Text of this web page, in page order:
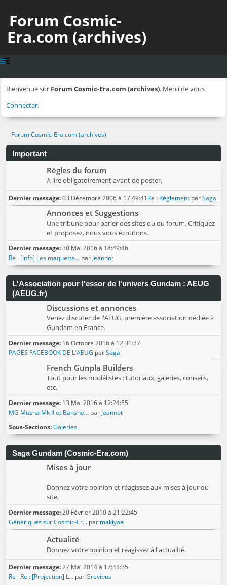
Forum Cosmic-
Era.com (archives)
Bienvenue sur Forum Cosmic-Era.com (archives). Merci de vous
Connecter.
Forum Cosmic-Era.com (archives)
Important
Règles du forum
A lire obligatoirement avant de poster.
Dernier message:03 Décembre 2006 à 17:49:41Re : Réglement parSaga
Annonces et Suggestions
Une tribune pour parler des sites ou du forum. Critiquez
et proposez, nous vous écoutons.
Dernier message:30 Mai 2016 à 18:49:46
Re : [Info] Les maquette... par Jeannot
L'Association pour l'essor de l'univers Gundam : AEUG
(AEUG.fr)
Discussions et annonces
Venez discuter de l'AEUG, première association dédiée à
Gundam en France.
Dernier message: 16 Octobre 2016 à 12:31:37
PAGES FACEBOOK DE L'AEUG parSaga
French Gunpla Builders
Tout pour les modélistes : tutoriaux, galeries, conseils,
etc.
Dernier message: 13 Mai 2016 à 12:24:55
MG Musha Mk II et Banshe... par Jeannot
Sous-Sections Galeries
Saga Gundam (Cosmic-Era.com)
Mises à jour
Donnez votre opinion et réagissez aux mises à jour du
site.
Dernier message:20 Février 2010 à 21:22:45
Génériques sur Cosmic-Er... par makiyaa
Actualité
Donnez votre opinion et réagissez à l'actualité.
Dernier message:27 Mai 2014 à 17:43:35
Re : Re : [Projection] L... parGrevious